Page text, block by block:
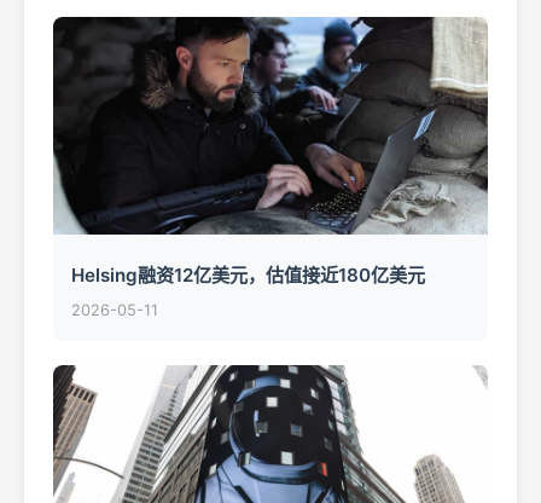
Helsing融资12亿美元，估值接近180亿美元
2026-05-11